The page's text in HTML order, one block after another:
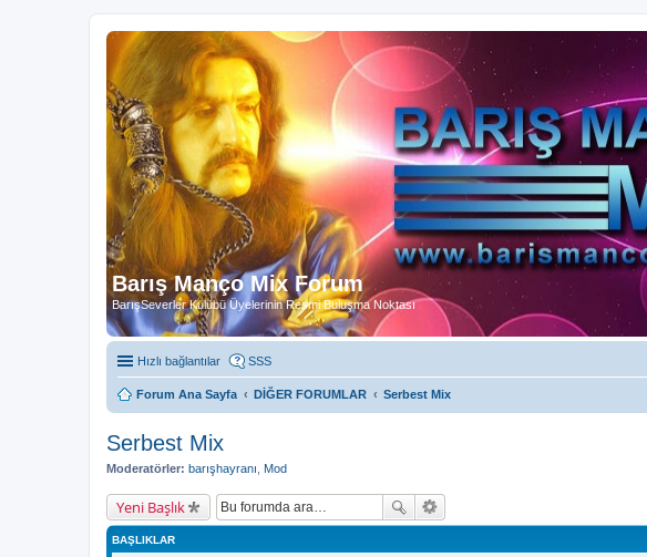
Barış Manço Mix Forum
BarışSeverler Kulübü Üyelerinin Resmi Buluşma Noktası
Hızlı bağlantılar SSS
Forum Ana Sayfa DİĞER FORUMLAR Serbest Mix
Serbest Mix
Moderatörler: barışhayranı Mod
Yeni Başlık
BAŞLIKLAR